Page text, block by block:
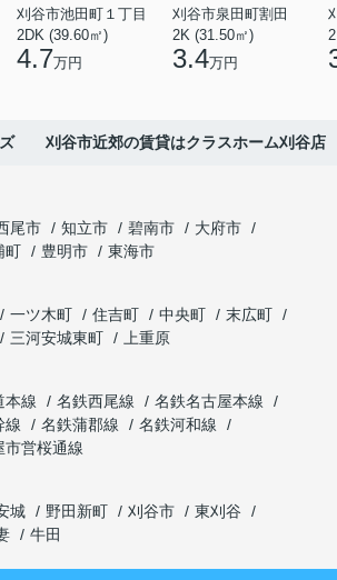
刈谷市池田町１丁目
2DK (39.60㎡)
4.7万円
刈谷市泉田町割田
2K (31.50㎡)
3.4万円
刈谷市近郊の賃貸はクラスホーム刈谷店
尾市 知立市 碧南市
大府市
町 豊明市
東海市
一ツ木町 住吉町 中央町
末広町
三河安城東町
上重原
本線 名鉄西尾線
名鉄名古屋本線
線 名鉄蒲郡線
名鉄河和線
市営桜通線
城 野田新町 刈谷市
東刈谷
牛田